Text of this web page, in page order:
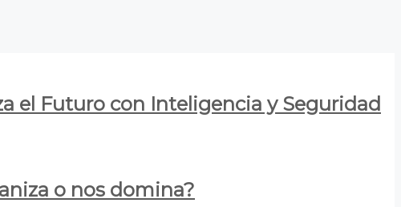
el Futuro con Inteligencia y Seguridad
o nos domina?